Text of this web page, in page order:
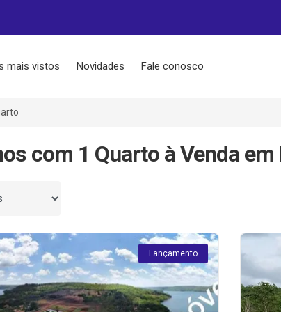
mais vistos Novidades Fale conosco
com 1 Quarto à Venda
Lançamento